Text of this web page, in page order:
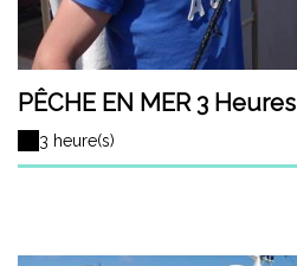
PÊCHE EN MER 3 Heures
3 heure(s)